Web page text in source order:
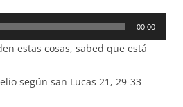
00:00
estas cosas, sabed que está
según san Lucas 21, 29-33